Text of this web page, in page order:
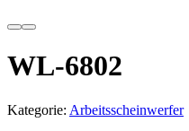
WL-6802
Kategorie: Arbeitsscheinwerfer